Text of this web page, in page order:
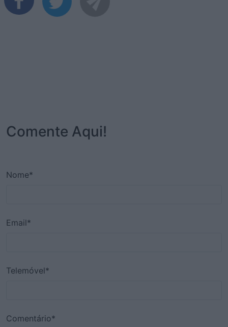
Comente Aqui!
Nome*
Email*
Telemóvel*
Comentário*